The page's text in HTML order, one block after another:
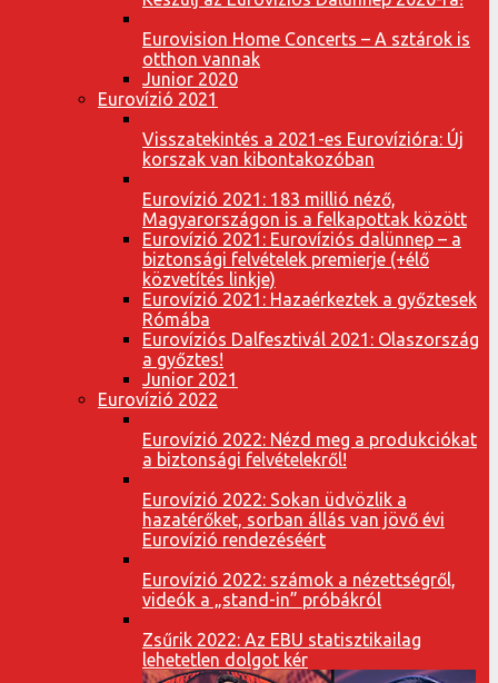
Eurovision Home Concerts – A sztárok is
otthon vannak
Junior 2020
Eurovízió 2021
Visszatekintés a 2021-es Eurovízióra: Új
korszak van kibontakozóban
Eurovízió 2021: 183 millió néző,
Magyarországon is a felkapottak között
Eurovízió 2021: Eurovíziós dalünnep – a
biztonsági felvételek premierje (+élő
közvetítés linkje)
Eurovízió 2021: Hazaérkeztek a győztesek
Rómába
Eurovíziós Dalfesztivál 2021: Olaszország
a győztes!
Junior 2021
Eurovízió 2022
Eurovízió 2022: Nézd meg a produkciókat
a biztonsági felvételekről!
Eurovízió 2022: Sokan üdvözlik a
hazatérőket, sorban állás van jövő évi
Eurovízió rendezéséért
Eurovízió 2022: számok a nézettségről,
videók a „stand-in” próbákról
Zsűrik 2022: Az EBU statisztikailag
lehetetlen dolgot kér